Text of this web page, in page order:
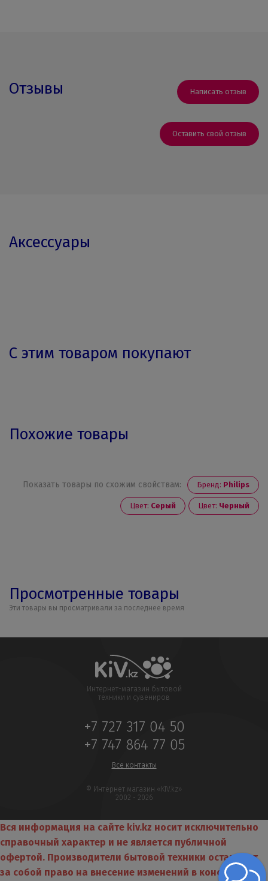
Отзывы Написать отзыв
Оставить свой отзыв
Аксессуары
С этим товаром покупают
Похожие товары
Показать товары по схожим свойствам: Бренд: Philips
Цвет: Серый Цвет: Черный
Просмотренные товары
Эти товары вы просматривали за последнее время
Интернет-магазин бытовой
техники и сувениров
+7 727 317 04 50
+7 747 864 77 05
Все контакты
© Интернет магазин «KIV.kz»
2002 - 2026
Вся информация на сайте kiv.kz носит исключительно
справочный характер и не является публичной
офертой. Производители бытовой техники оставляют
за собой право на внесение изменений в конструкцию,